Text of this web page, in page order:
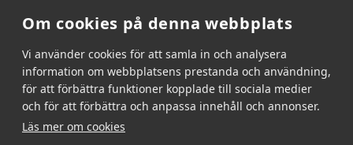
Om cookies på denna webbplats
Vi använder cookies för att samla in och analysera
information om webbplatsens prestanda och användning,
för att förbättra funktioner kopplade till sociala medier
och för att förbättra och anpassa innehåll och annonser.
Läs mer om cookies